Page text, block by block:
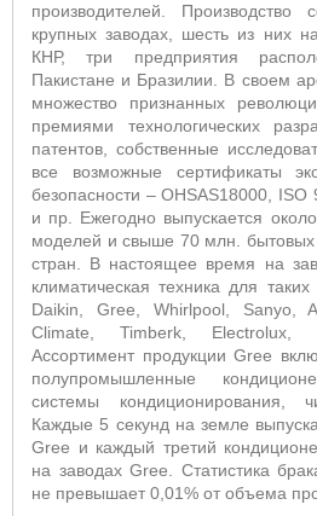
производителей. Производство
крупных заводах, шесть из них
КНР, три предприятия
Пакистане и Бразилии. В своем
множество признанных
премиями технологических
патентов, собственные
все возможные сертификаты
безопасности – OHSAS18000, ISO
и пр. Ежегодно выпускается
моделей и свыше 70 млн. бытовых
стран. В настоящее время на
климатическая техника для
Daikin, Gree, Whirlpool, Sanyo,
Climate, Timberk, Electrolux,
Ассортимент продукции Gree
полупромышленные
системы кондиционирования,
Каждые 5 секунд на земле
Gree и каждый третий
на заводах Gree. Статистика
не превышает 0,01% от объема